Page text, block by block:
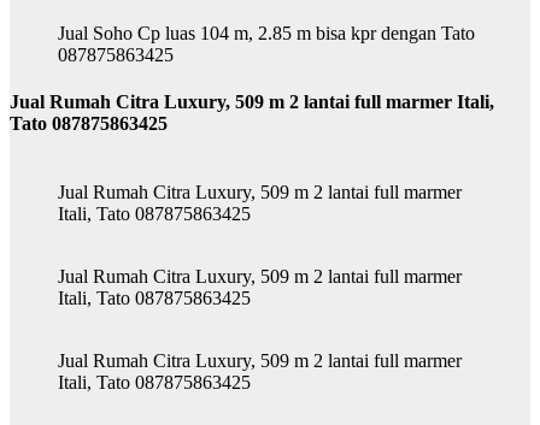
Jual Soho Cp luas 104 m, 2.85 m bisa kpr dengan Tato
087875863425
Jual Rumah Citra Luxury, 509 m 2 lantai full marmer Itali,
Tato 087875863425
Jual Rumah Citra Luxury, 509 m 2 lantai full marmer
Itali, Tato 087875863425
Jual Rumah Citra Luxury, 509 m 2 lantai full marmer
Itali, Tato 087875863425
Jual Rumah Citra Luxury, 509 m 2 lantai full marmer
Itali, Tato 087875863425